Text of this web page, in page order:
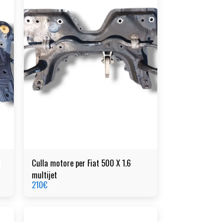
Culla motore per Fiat 500 X 1.6
multijet
210€